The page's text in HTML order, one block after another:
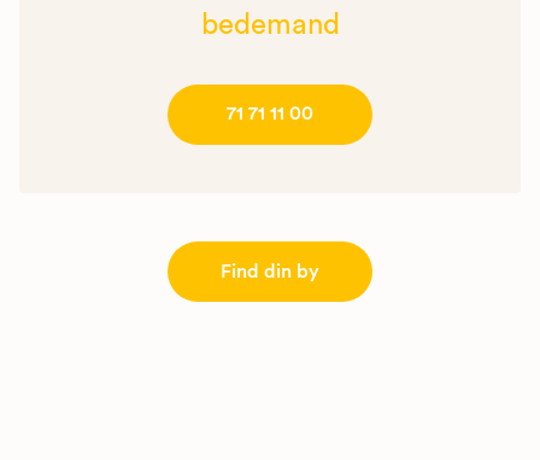
bedemand
71 71 11 00
Find din by